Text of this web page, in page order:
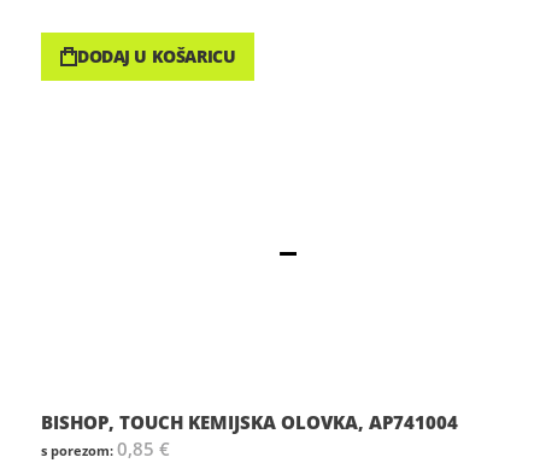
DODAJ U KOŠARICU
BISHOP, TOUCH KEMIJSKA OLOVKA, AP741004
0,85 €